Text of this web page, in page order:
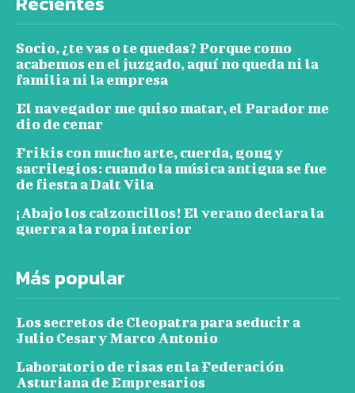
Socio, ¿te vas o te quedas? Porque como
acabemos en el juzgado, aquí no queda ni la
familia ni la empresa
El navegador me quiso matar, el Parador me
dio de cenar
Frikis con mucho arte, cuerda, gong y
sacrilegios: cuando la música antigua se fue
de fiesta a Dalt Vila
¡Abajo los calzoncillos! El verano declara la
guerra a la ropa interior
Más popular
Los secretos de Cleopatra para seducir a
Julio Cesar y Marco Antonio
Laboratorio de risas en la Federación
Asturiana de Empresarios